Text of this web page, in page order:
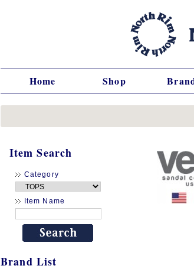
Home Shop
Item Search
Category
Item Name
Brand List